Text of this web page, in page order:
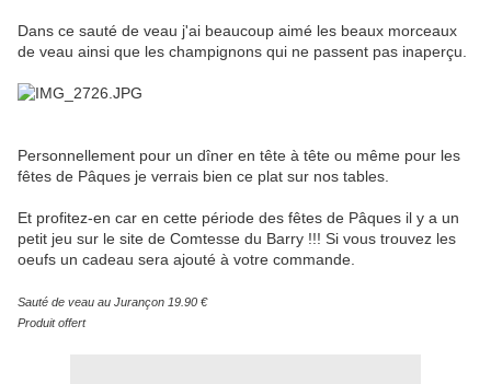
Dans ce sauté de veau j'ai beaucoup aimé les beaux morceaux
de veau ainsi que les champignons qui ne passent pas inaperçu.
Personnellement pour un dîner en tête à tête ou même pour les
fêtes de Pâques je verrais bien ce plat sur nos tables.
Et profitez-en car en cette période des fêtes de Pâques il y a un
petit jeu sur le site de Comtesse du Barry !!! Si vous trouvez les
oeufs un cadeau sera ajouté à votre commande.
Sauté de veau au Jurançon 19.90 €
Produit offert